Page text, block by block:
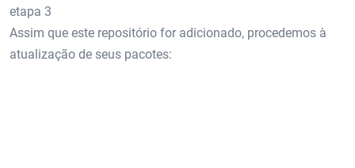
etapa 3
Assim que este repositório for adicionado, procedemos à
atualização de seus pacotes: